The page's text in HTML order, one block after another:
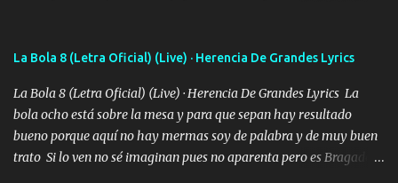
firme el legado que si como me llamó varios ya se han preguntado
fajado y mi R terciado me van a ver allá por TJ para un licenciado
mando un abrazo andamos al cien Choritas también Música
Ando en la colonia bien acelerado traigo un M2 que nunca me ha
fallado para mi compadre mandó un fuerte abrazo también al
La Bola 8 (Letra Oficial) (Live) · Herencia De Grandes Lyrics
La Bola 8 (Letra Oficial) (Live) · Herencia De Grandes Lyrics La
bola ocho está sobre la mesa y para que sepan hay resultado
bueno porque aquí no hay mermas soy de palabra y de muy buen
trato Si lo ven no sé imaginan pues no aparenta pero es Bragado a